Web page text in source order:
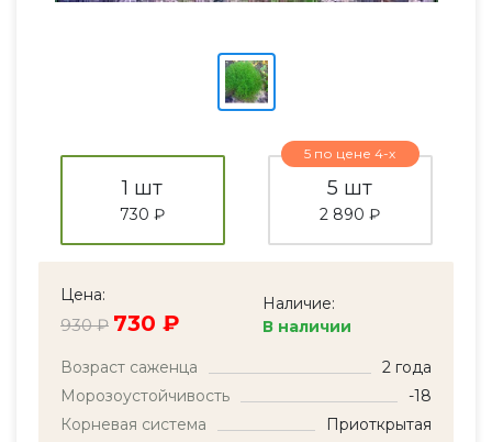
1 шт
730 ₽
5 по цене 4-х
5 шт
2 890 ₽
Цена:
930 ₽ 730 ₽
Наличие:
В наличии
Возраст саженца
2 года
Морозоустойчивость
-18
Корневая система
Приоткрытая